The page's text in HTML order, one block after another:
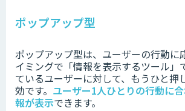
ポップアップ型
ポップアップ型は、ユーザーの行動に
イミングで「情報を表示するツール」
ているユーザーに対して、もうひと押
効です。 ユーザー1人ひとりの行動に
報が表示できます。